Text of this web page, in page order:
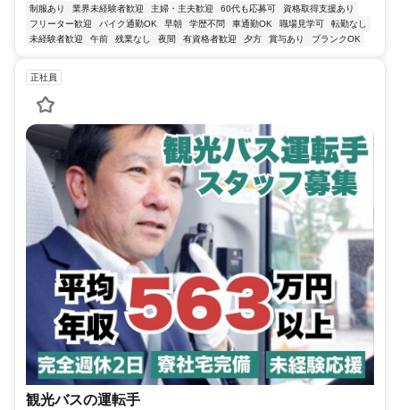
制服あり 業界未経験者歓迎 主婦・主夫歓迎 60代も応募可
資格取得支援あり
フリーター歓迎
バイク通勤OK 早朝 学歴不問 車通勤OK 職場見学可
転勤なし
未経験者歓迎
午前 残業なし 夜間 有資格者歓迎 夕方 賞与あり ブランクOK
正社員
観光バスの運転手